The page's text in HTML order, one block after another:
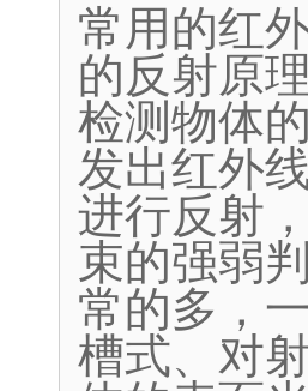
常用的红
的反射原
检测物体
发出红外
进行反射
束的强弱
常的多，
槽式、对